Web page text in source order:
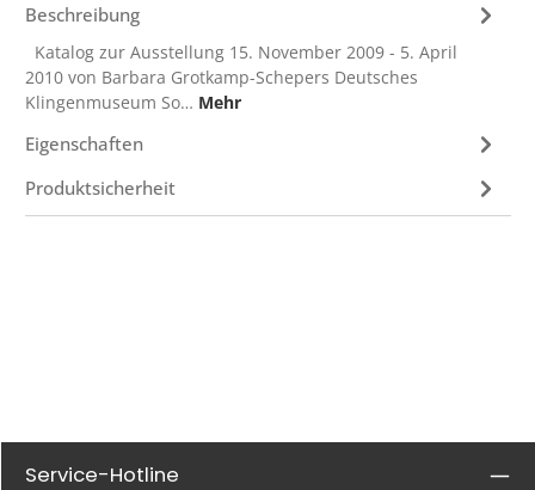
Beschreibung
Katalog zur Ausstellung 15. November 2009 - 5. April
2010 von Barbara Grotkamp-Schepers Deutsches
Klingenmuseum So… Mehr
Eigenschaften
Produktsicherheit
Service-Hotline